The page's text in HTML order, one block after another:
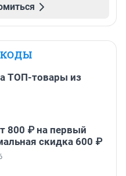
ТОП-товары из
800 ₽ на первый
скидка 600 ₽